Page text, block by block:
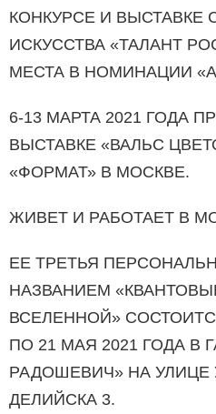
КОНКУРСЕ И ВЫСТАВКЕ
ИСКУССТВА «ТАЛАНТ
МЕСТА В НОМИНАЦИИ
6-13 МАРТА 2021 ГОДА
ВЫСТАВКЕ «ВАЛЬС
«ФОРМАТ» В МОСКВЕ.
ЖИВЕТ И РАБОТАЕТ В
ЕЕ ТРЕТЬЯ
НАЗВАНИЕМ
ВСЕЛЕННОЙ»
ПО 21 МАЯ 2021 ГОДА В
РАДОШЕВИЧ» НА УЛИЦЕ
ДЕЛИЙСКА 3.